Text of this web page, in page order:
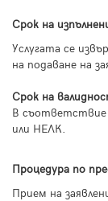
Срок на
Услугата се
на подаване на
Срок на
В съответствие
или НЕЛК.
Процедура по
Прием на